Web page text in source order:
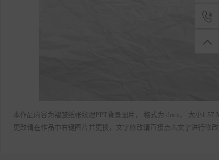
本作品内容为褶皱纸张纹理PPT背景图片， 格式为 docx， 大小
更改请在作品中右键图片并更换，文字修改请直接点击文字进行修